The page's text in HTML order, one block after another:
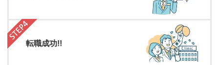
転職成功!!